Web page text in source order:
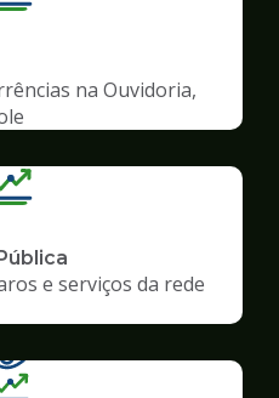
na Ouvidoria,
e serviços da rede
Ilustração